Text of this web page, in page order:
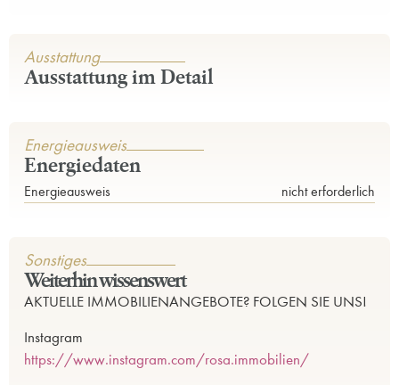
Ausstattung
Ausstattung im Detail
Energieausweis
Energiedaten
Energieausweis nicht erforderlich
Sonstiges
Weiterhin wissenswert
AKTUELLE IMMOBILIENANGEBOTE? FOLGEN SIE UNS!
Instagram
https://www.instagram.com/rosa.immobilien/